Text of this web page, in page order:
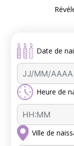
Date de
Heure de
Ville de